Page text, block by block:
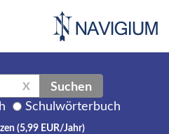
X Suchen
Schulwörterbuch
(5,99 EUR/Jahr)